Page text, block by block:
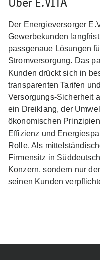
Der Energieversorger
Gewerbekunden
passgenaue Lösungen
Stromversorgung. Das
Kunden drückt sich in
transparenten Tarifen
Versorgungs-Sicherheit
ein Dreiklang, der
ökonomischen
Effizienz und
Rolle. Als
Firmensitz in
Konzern, sondern nur
seinen Kunden